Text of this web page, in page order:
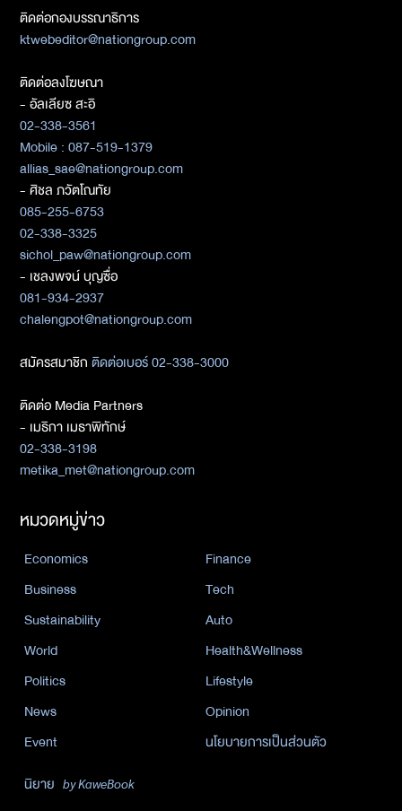
ติดต่อกองบรรณาธิการ
ktwebeditor@nationgroup.com
ติดต่อลงโฆษณา
- อัลเลียซ สะอิ
02-338-3561
Mobile : 087-519-1379
allias_sae@nationgroup.com
- ศิชล ภวัตโณทัย
085-255-6753
02-338-3325
sichol_paw@nationgroup.com
- เชลงพจน์ บุญซื่อ
081-934-2937
chalengpot@nationgroup.com
สมัครสมาชิกติดต่อเบอร์ 02-338-3000
ติดต่อ Media Partners
- เมธิกา เมธาพิทักษ์
02-338-3198
metika_met@nationgroup.com
หมวดหมู่ข่าว
Economics
Finance
Business
Tech
Sustainability
Auto
World
Health&Wellness
Politics
Lifestyle
News
Opinion
Event
นโยบายการเป็นส่วนตัว
นิยาย by KaweBook